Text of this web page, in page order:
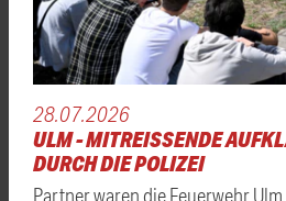
28.07.2026
ULM - MITREISSENDE
URCH DIE POLIZEI
Partner waren die Feuerwehr